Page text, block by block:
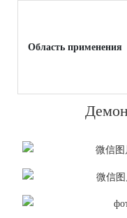
Область применения